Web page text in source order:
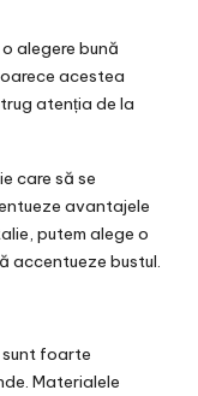
alegere bună
acestea
atenția de la
care să se
avantajele
putem alege o
accentueze bustul.
sunt foarte
Materialele